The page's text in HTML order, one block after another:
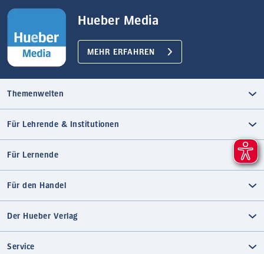
Hueber Media
MEHR ERFAHREN
Themenwelten
Für Lehrende & Institutionen
Für Lernende
Für den Handel
Der Hueber Verlag
Service